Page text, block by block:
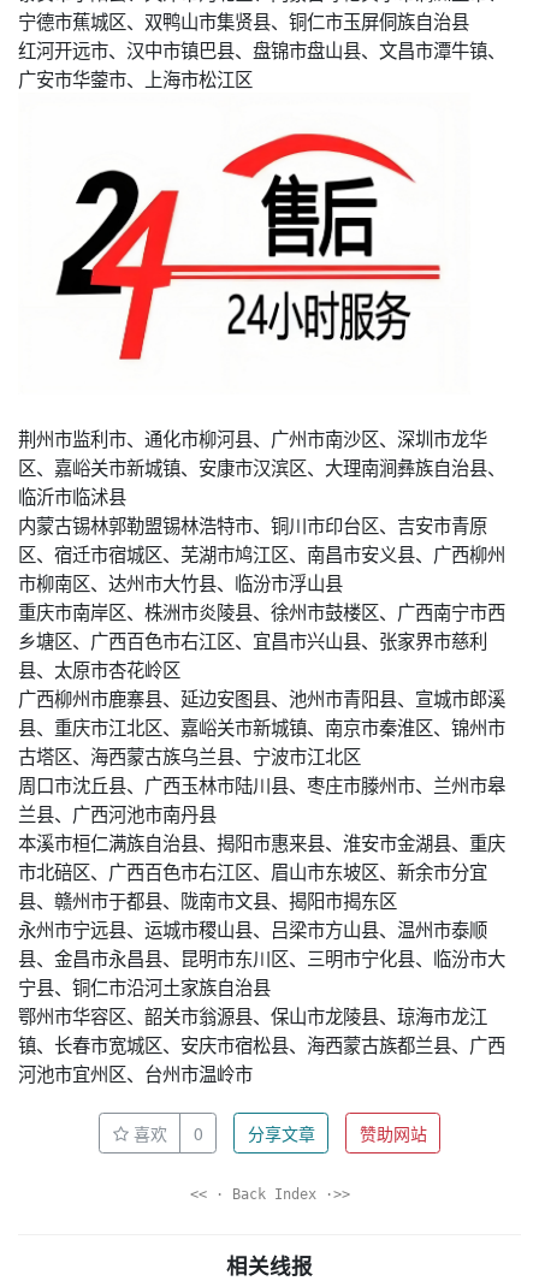
宁德市蕉城区、双鸭山市集贤县、铜仁市玉屏侗族自治县
红河开远市、汉中市镇巴县、盘锦市盘山县、文昌市潭牛镇、
广安市华蓥市、上海市松江区
荆州市监利市、通化市柳河县、广州市南沙区、深圳市龙华
区、嘉峪关市新城镇、安康市汉滨区、大理南涧彝族自治县、
临沂市临沭县
内蒙古锡林郭勒盟锡林浩特市、铜川市印台区、吉安市青原
区、宿迁市宿城区、芜湖市鸠江区、南昌市安义县、广西柳州
市柳南区、达州市大竹县、临汾市浮山县
重庆市南岸区、株洲市炎陵县、徐州市鼓楼区、广西南宁市西
乡塘区、广西百色市右江区、宜昌市兴山县、张家界市慈利
县、太原市杏花岭区
广西柳州市鹿寨县、延边安图县、池州市青阳县、宣城市郎溪
县、重庆市江北区、嘉峪关市新城镇、南京市秦淮区、锦州市
古塔区、海西蒙古族乌兰县、宁波市江北区
周口市沈丘县、广西玉林市陆川县、枣庄市滕州市、兰州市皋
兰县、广西河池市南丹县
本溪市桓仁满族自治县、揭阳市惠来县、淮安市金湖县、重庆
市北碚区、广西百色市右江区、眉山市东坡区、新余市分宜
县、赣州市于都县、陇南市文县、揭阳市揭东区
永州市宁远县、运城市稷山县、吕梁市方山县、温州市泰顺
县、金昌市永昌县、昆明市东川区、三明市宁化县、临汾市大
宁县、铜仁市沿河土家族自治县
鄂州市华容区、韶关市翁源县、保山市龙陵县、琼海市龙江
镇、长春市宽城区、安庆市宿松县、海西蒙古族都兰县、广西
河池市宜州区、台州市温岭市
喜欢 0 分享文章 赞助网站
<< · Back Index ·>>
相关线报